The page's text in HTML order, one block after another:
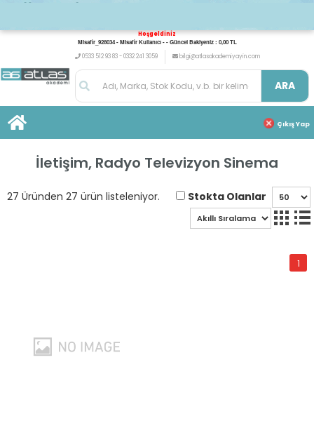
Hoşgeldiniz
Misafir_928034 - Misafir Kullanıcı - - Güncel Bakiyeniz : 0,00 TL
0533 512 93 83 - 0332 241 3059
bilgi@atlasakademiyayin.com
ARA
Çıkış Yap
İletişim, Radyo Televizyon Sinema
27 Üründen 27 ürün listeleniyor. Stokta Olanlar
1